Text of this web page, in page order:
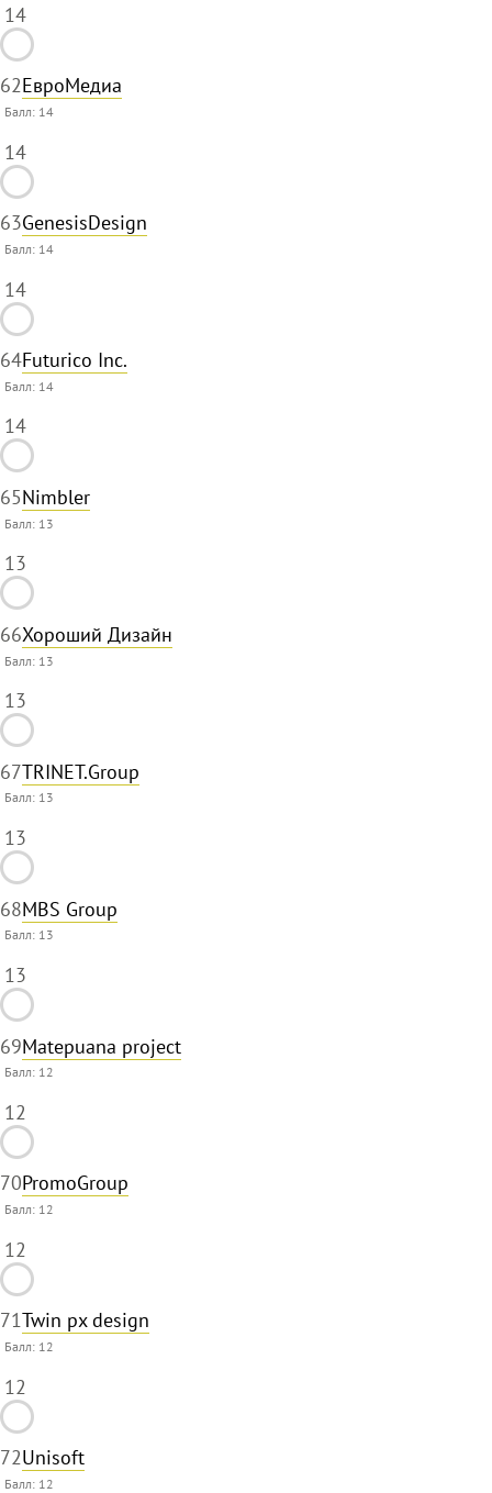
14
62ЕвроМедиа
Балл: 14
14
63GenesisDesign
Балл: 14
14
64Futurico Inc.
Балл: 14
14
65Nimbler
Балл: 13
13
66Хороший Дизайн
Балл: 13
13
67TRINET.Group
Балл: 13
13
68MBS Group
Балл: 13
13
69Matepuana project
Балл: 12
12
70PromoGroup
Балл: 12
12
71Twin px design
Балл: 12
12
72Unisoft
Балл: 12